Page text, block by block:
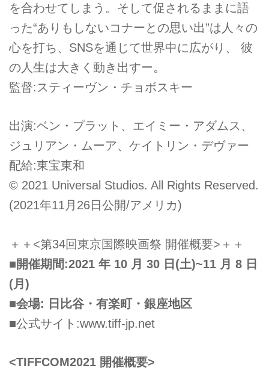
を合わせてしまう。そして促されるままに語
った“ありもしないコナーとの思い出”は人々の
心を打ち、SNSを通じて世界中に広がり、 彼
の人生は大きく動き出すー。
監督:スティーヴン・チョボスキー
出演:ベン・プラット、エイミー・アダムス、
ジュリアン・ムーア、ケイトリン・デヴァー
配給:東宝東和
© 2021 Universal Studios. All Rights Reserved.
(2021年11月26日公開/アメリカ)
＋＋<第34回東京国際映画祭 開催概要>＋＋
■開催期間:2021 年 10 月 30 日(土)~11 月 8 日
(月)
■会場: 日比谷・有楽町・銀座地区
■公式サイト:www.tiff-jp.net
<TIFFCOM2021 開催概要>